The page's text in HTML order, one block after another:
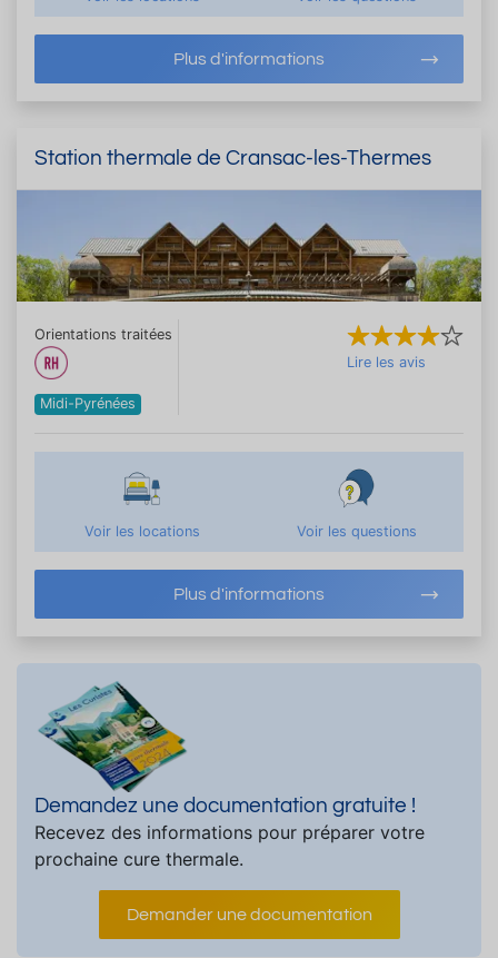
Plus d'informations
Station thermale de Cransac-les-Thermes
Orientations traitées
Midi-Pyrénées
Lire les avis
Voir les locations Voir les questions
Plus d'informations
Demandez une documentation gratuite !
Recevez des informations pour préparer votre
prochaine cure thermale.
Demander une documentation